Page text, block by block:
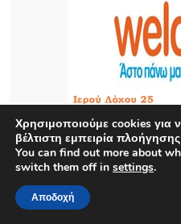
Πολιτιστικός
«Νόστος»: Αναβίωση
επεξεργασίας
Πέμπτη 13 Αυγούστου,
4 ΏΡΕΣ ΠΡΙΝ
Ο Σύλλογος Φίλων της
την ακύρωση εκτέλεση
ανακατασκευή
Μητρόπολης Μύρινας
6 ΏΡΕΣ ΠΡΙΝ
Χρησιμοποιούμε cookies για
βέλτιστη εμπειρία
You can find out more about
switch them off in settings.
Αποδοχή